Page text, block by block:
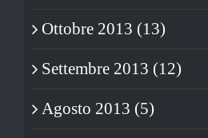
Ottobre 2013 (13)
Settembre 2013 (12)
Agosto 2013 (5)